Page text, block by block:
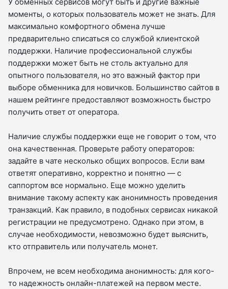
У обменных сервисов могут быть и другие важные
моменты, о которых пользователь может не знать. Для
максимально комфортного обмена лучше
предварительно списаться со службой клиентской
поддержки. Наличие профессиональной службы
поддержки может быть не столь актуально для
опытного пользователя, но это важный фактор при
выборе обменника для новичков. Большинство сайтов в
нашем рейтинге предоставляют возможность быстро
получить ответ от оператора.
Наличие службы поддержки еще не говорит о том, что
она качественная. Проверьте работу операторов:
задайте в чате несколько общих вопросов. Если вам
ответят оперативно, корректно и понятно — с
саппортом все нормально. Еще можно уделить
внимание такому аспекту как анонимность проведения
транзакций. Как правило, в подобных сервисах никакой
регистрации не предусмотрено. Однако при этом, в
случае необходимости, невозможно будет выяснить,
кто отправитель или получатель монет.
Впрочем, не всем необходима анонимность: для кого-
то надежность онлайн-платежей на первом месте.